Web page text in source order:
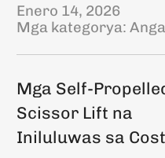
Enero 14, 2026
Mga kategorya:
Mga Self-
Scissor Lift na
Iniluluwas sa